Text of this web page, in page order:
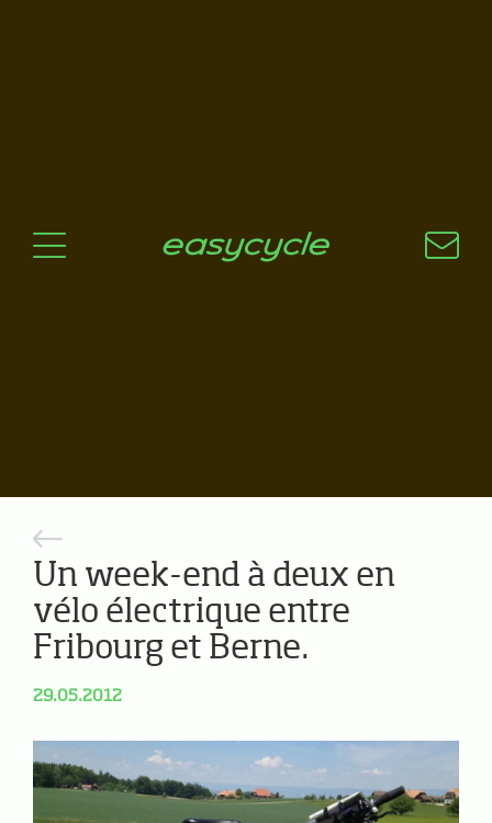
A jour
Un week-end à deux en
vélo électrique entre
Fribourg et Berne.
29.05.2012